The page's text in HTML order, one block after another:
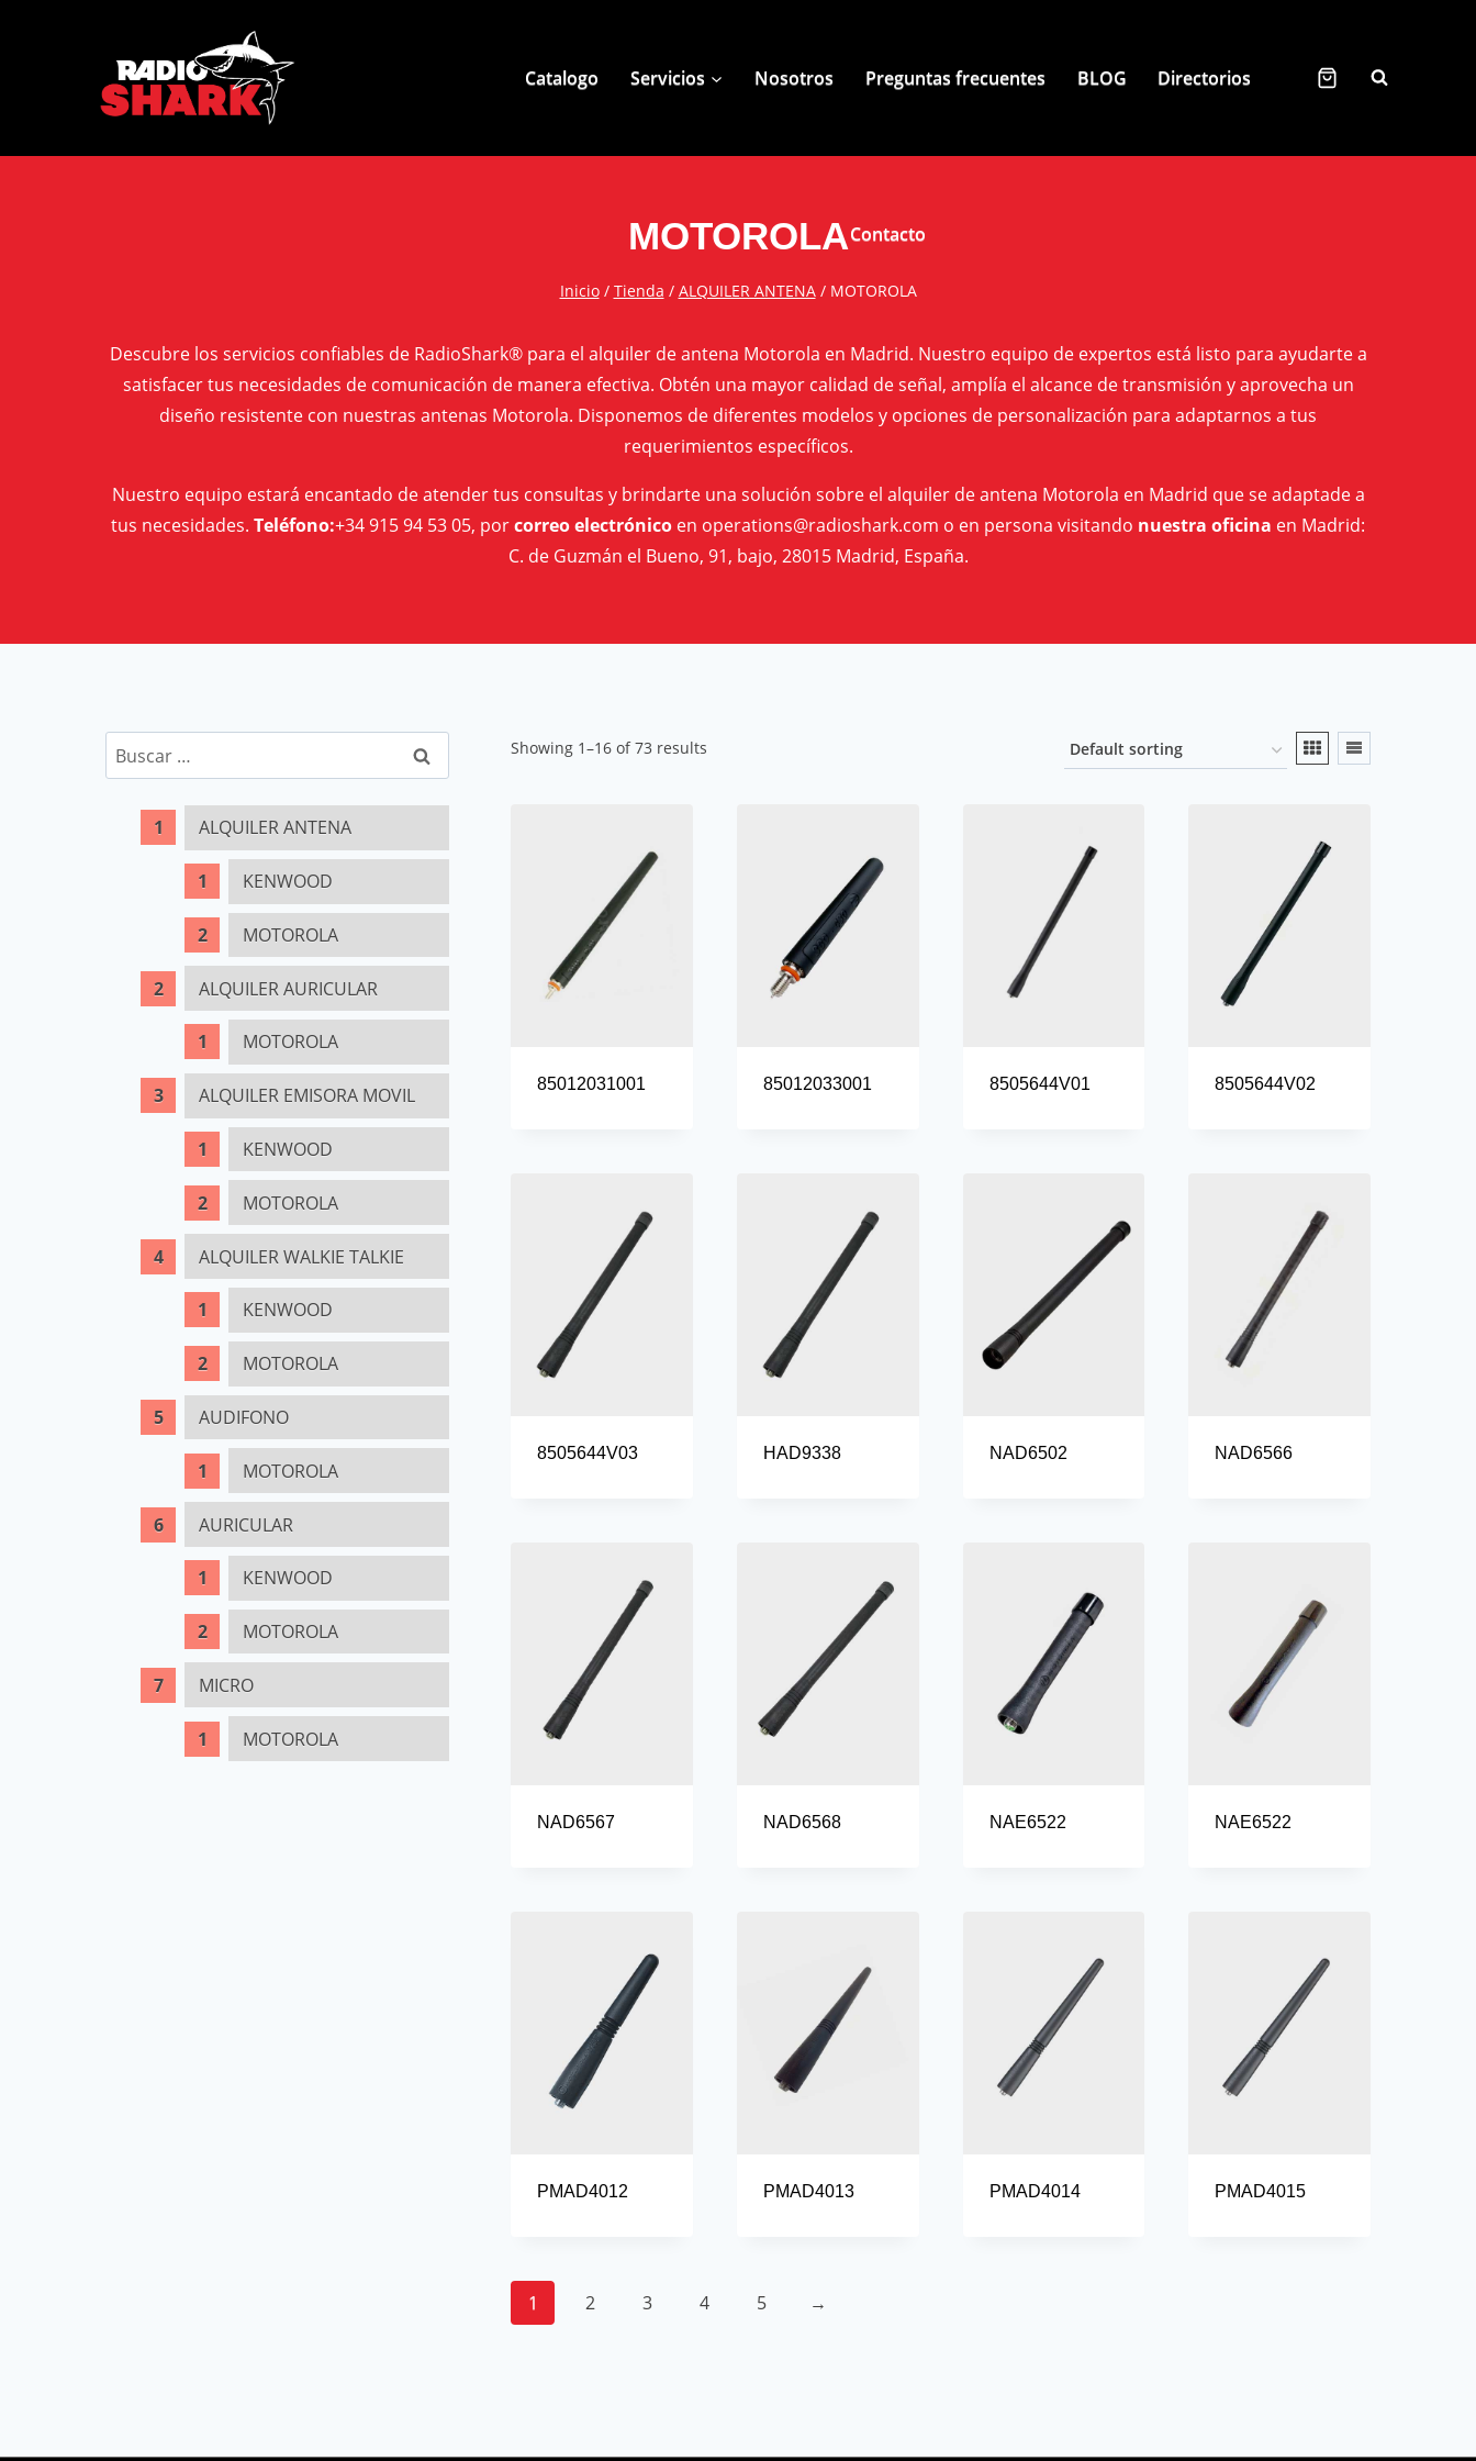
Catalogo Servicios Nosotros Preguntas frecuentes BLOG Directorios
Contacto
MOTOROLA
Inicio / Tienda / ALQUILER ANTENA / MOTOROLA
Descubre los servicios confiables de RadioShark® para el alquiler de antena Motorola en Madrid. Nuestro equipo de expertos está listo para ayudarte a
satisfacer tus necesidades de comunicación de manera efectiva. Obtén una mayor calidad de señal, amplía el alcance de transmisión y aprovecha un
diseño resistente con nuestras antenas Motorola. Disponemos de diferentes modelos y opciones de personalización para adaptarnos a tus
requerimientos específicos.
Nuestro equipo estará encantado de atender tus consultas y brindarte una solución sobre el alquiler de antena Motorola en Madrid que se adaptade a
tus necesidades. Teléfono:+34 915 94 53 05, porcorreo electrónico en operations@radioshark.com o en persona visitando nuestra oficina en Madrid:
C. de Guzmán el Bueno, 91, bajo, 28015 Madrid, España.
Showing 1–16 of 73 results
85012031001 85012033001 8505644V01 8505644V02
8505644V03 HAD9338 NAD6502 NAD6566
NAD6567 NAD6568 NAE6522 NAE6522
PMAD4012 PMAD4013 PMAD4014 PMAD4015
1 2 3 4 5 →
Buscar:
ALQUILER ANTENA
KENWOOD
MOTOROLA
ALQUILER AURICULAR
MOTOROLA
ALQUILER EMISORA MOVIL
KENWOOD
MOTOROLA
ALQUILER WALKIE TALKIE
KENWOOD
MOTOROLA
AUDIFONO
MOTOROLA
AURICULAR
KENWOOD
MOTOROLA
MICRO
MOTOROLA